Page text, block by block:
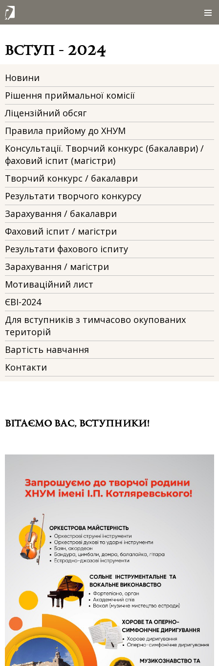
вступ - 2024
Новини
Рішення приймальної комісії
Ліцензійний обсяг
Правила прийому до ХНУМ
Консультації. Творчий конкурс (бакалаври) /
фаховий іспит (магістри)
Творчий конкурс / бакалаври
Результати творчого конкурсу
Зарахування / бакалаври
Фаховий іспит / магістри
Результати фахового іспиту
Зарахування / магістри
Мотиваційний лист
ЄВІ-2024
Для вступників з тимчасово окупованих
територій
Вартість навчання
Контакти
ВІТАЄМО ВАС, ВСТУПНИКИ!